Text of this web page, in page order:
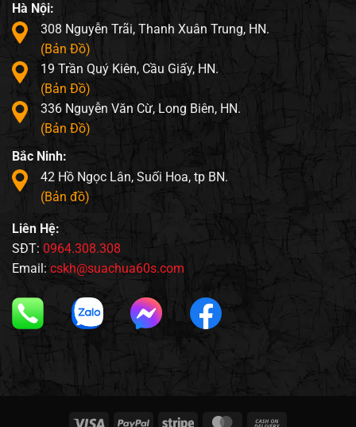
Hà Nội:
308 Nguyễn Trãi, Thanh Xuân Trung, HN.
(Bản Đồ)
19 Trần Quý Kiên, Cầu Giấy, HN.
(Bản Đồ)
336 Nguyễn Văn Cừ, Long Biên, HN.
(Bản Đồ)
Bắc Ninh:
42 Hồ Ngọc Lân, Suối Hoa, tp BN.
(Bản đồ)
Liên Hệ:
SĐT: 0964.308.308
Email: cskh@suachua60s.com
Visa PayPal Stripe MasterCard